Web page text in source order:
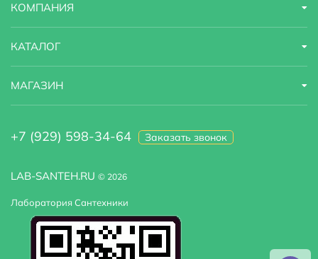
LAB-SANTEH.RU © 2026
Лаборатория Сантехники
КОМПАНИЯ
КАТАЛОГ
МАГАЗИН
+7 (929) 598-34-64 Заказать звонок